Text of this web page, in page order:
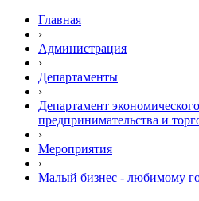
Главная
›
Администрация
›
Департаменты
›
Департамент
предпринимательства и
›
Мероприятия
›
Малый бизнес - любимому